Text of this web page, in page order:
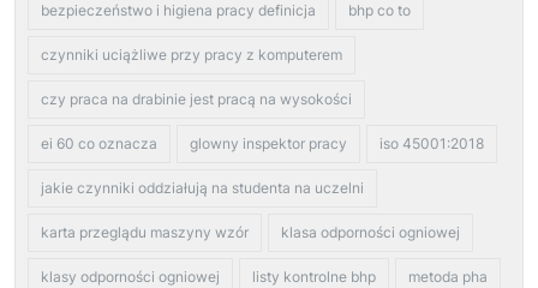
bezpieczeństwo i higiena pracy definicja bhp co to
czynniki uciążliwe przy pracy z komputerem
czy praca na drabinie jest pracą na wysokości
ei 60 co oznacza glowny inspektor pracy iso 45001:2018
jakie czynniki oddziałują na studenta na uczelni
karta przeglądu maszyny wzór klasa odporności ogniowej
klasy odporności ogniowej listy kontrolne bhp metoda pha